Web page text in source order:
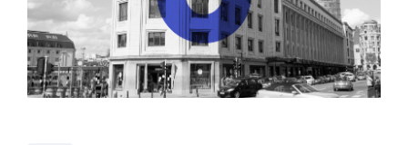
Portfolio
Agenda